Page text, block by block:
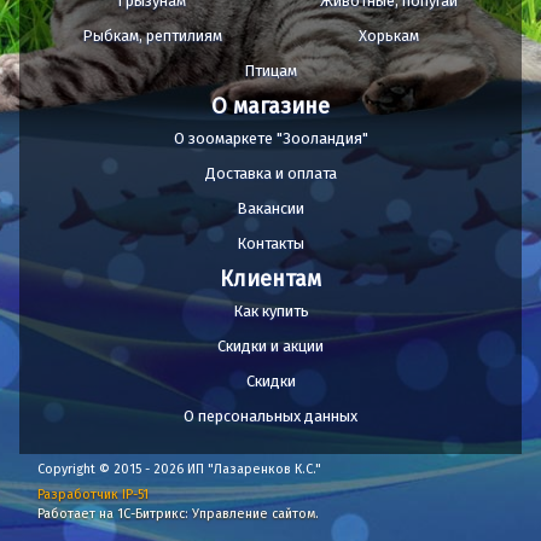
Рыбкам, рептилиям
Хорькам
Птицам
О магазине
О зоомаркете "Зооландия"
Доставка и оплата
Вакансии
Контакты
Клиентам
Как купить
Скидки и акции
Скидки
О персональных данных
Copyright © 2015 - 2026 ИП "Лазаренков К.С."
Разработчик IP-51
Работает на 1С-Битрикс: Управление сайтом.